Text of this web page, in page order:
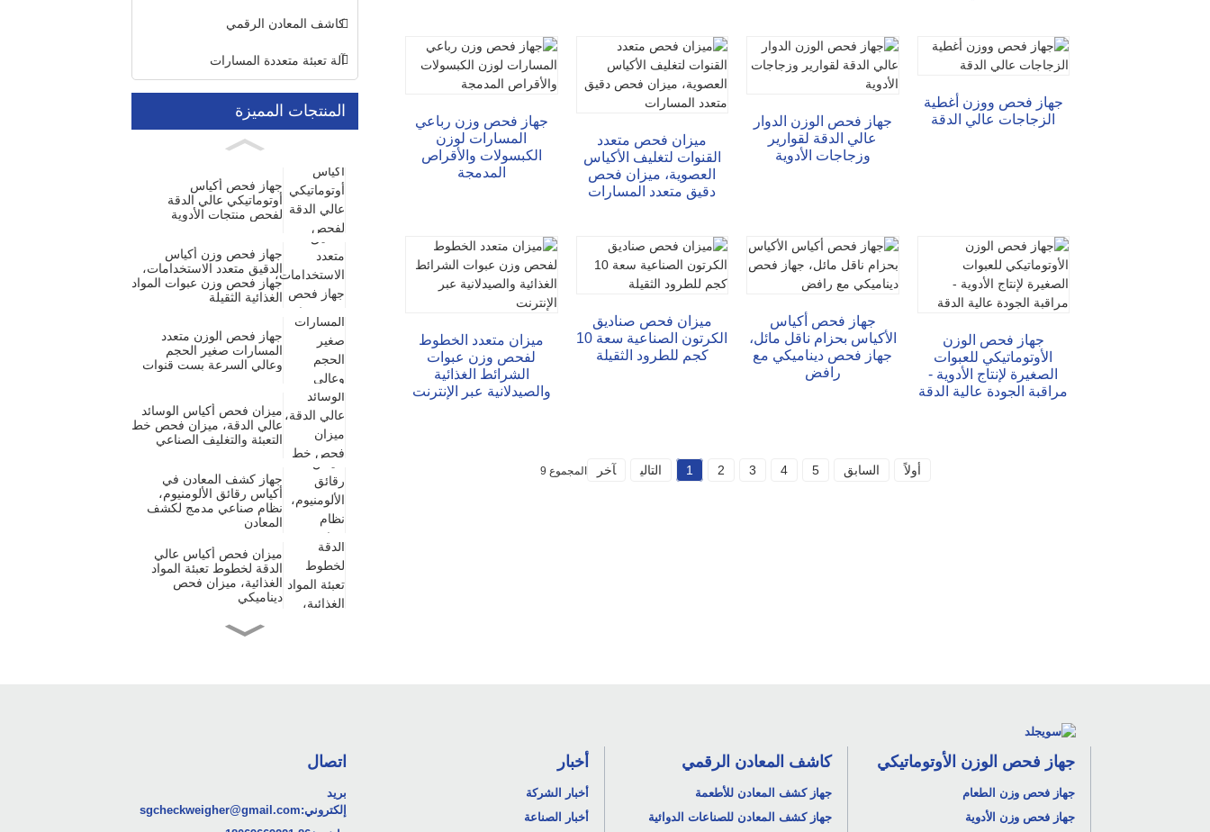
كاشف المعادن الرقمي
آلة تعبئة متعددة المسارات
المنتجات المميزة
جهاز فحص أكياس
أوتوماتيكي عالي الدقة
لفحص منتجات الأدوية
جهاز فحص وزن أكياس
الدقيق متعدد الاستخدامات،
جهاز فحص وزن عبوات المواد
الغذائية الثقيلة
جهاز فحص الوزن متعدد
المسارات صغير الحجم
وعالي السرعة بست قنوات
ميزان فحص أكياس الوسائد
عالي الدقة، ميزان فحص خط
التعبئة والتغليف الصناعي
جهاز كشف المعادن في
أكياس رقائق الألومنيوم،
نظام صناعي مدمج لكشف
المعادن
ميزان فحص أكياس عالي
الدقة لخطوط تعبئة المواد
الغذائية، ميزان فحص
ديناميكي
جهاز كشف معادن عالي
وعالي السرعة
جهاز فحص ووزن أغطية
الزجاجات عالي الدقة
جهاز فحص الوزن الدوار
عالي الدقة لقوارير
وزجاجات الأدوية
ميزان فحص متعدد
القنوات لتغليف الأكياس
العصوية، ميزان فحص
دقيق متعدد المسارات
جهاز فحص وزن رباعي
المسارات لوزن
الكبسولات والأقراص
المدمجة
جهاز فحص الوزن
الأوتوماتيكي للعبوات
الصغيرة لإنتاج الأدوية -
مراقبة الجودة عالية الدقة
جهاز فحص أكياس
الأكياس بحزام ناقل مائل،
جهاز فحص ديناميكي مع
رافض
ميزان فحص صناديق
الكرتون الصناعية سعة 10
كجم للطرود الثقيلة
ميزان متعدد الخطوط
لفحص وزن عبوات
الشرائط الغذائية
والصيدلانية عبر الإنترنت
أولاً السابق 1 2 3 4 5 التالي آخر المجموع 9
جهاز فحص الوزن الأوتوماتيكي
جهاز فحص وزن الطعام
جهاز فحص وزن الأدوية
كاشف المعادن الرقمي
جهاز كشف المعادن للأطعمة
جهاز كشف المعادن للصناعات الدوائية
أخبار
أخبار الشركة
أخبار الصناعة
اتصال
بريد
إلكتروني:sgcheckweigher@gmail.com